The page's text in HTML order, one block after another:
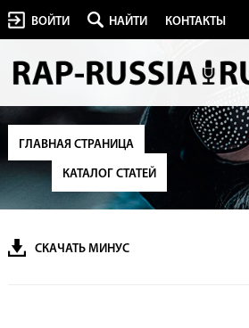
ВОЙТИ НАЙТИ КОНТАКТЫ
ГЛАВНАЯ СТРАНИЦА
КАТАЛОГ СТАТЕЙ
СКАЧАТЬ МИНУС